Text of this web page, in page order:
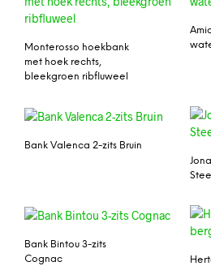
Monterosso hoekbank
met hoek rechts,
bleekgroen ribfluweel
Bank Valenca 2-zits Bruin
Bank Bintou 3-zits
Cognac